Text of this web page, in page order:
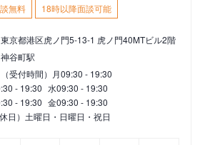
無料 18時以降面談可能
東京都港区虎ノ門5-13-1 虎ノ門40MTビル2階
神谷町駅
（受付時間） 月09:30 - 19:30
- 19:30 水09:30 - 19:30
- 19:30 金09:30 - 19:30
休日）土曜日・日曜日・祝日